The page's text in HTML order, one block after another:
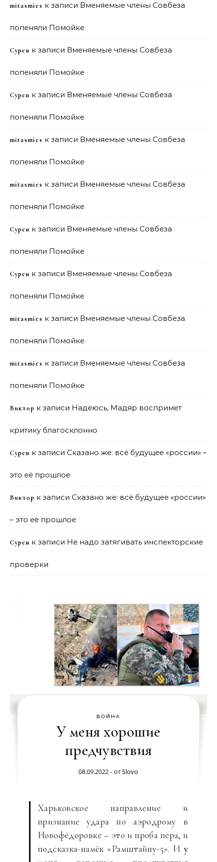
mitasmies к записи Вменяемые члены Совбеза
попеняли Помойке
Сурен к записи Вменяемые члены Совбеза
попеняли Помойке
Сурен к записи Вменяемые члены Совбеза
попеняли Помойке
mitasmies к записи Вменяемые члены Совбеза
попеняли Помойке
mitasmies к записи Вменяемые члены Совбеза
попеняли Помойке
Сурен к записи Вменяемые члены Совбеза
попеняли Помойке
Сурен к записи Вменяемые члены Совбеза
попеняли Помойке
mitasmies к записи Вменяемые члены Совбеза
попеняли Помойке
mitasmies к записи Вменяемые члены Совбеза
попеняли Помойке
Виктор к записи Надеюсь, Мадяр воспримет
критику благосклонно
Сурен к записи Сказано же: всё будущее «россии» –
это её прошлое
Виктор к записи Сказано же: всё будущее «россии»
– это её прошлое
Сурен к записи Не надо затягивать инспекторские
проверки
ВОЙНА
У меня хорошие
предчувствия
08.09.2022 - отSlovo
Харьковское направление и
признание удара по аэродрому в
Новофёдоровке – это и проба пера, и
подсказка-намёк «Рамштайну-5». Иу